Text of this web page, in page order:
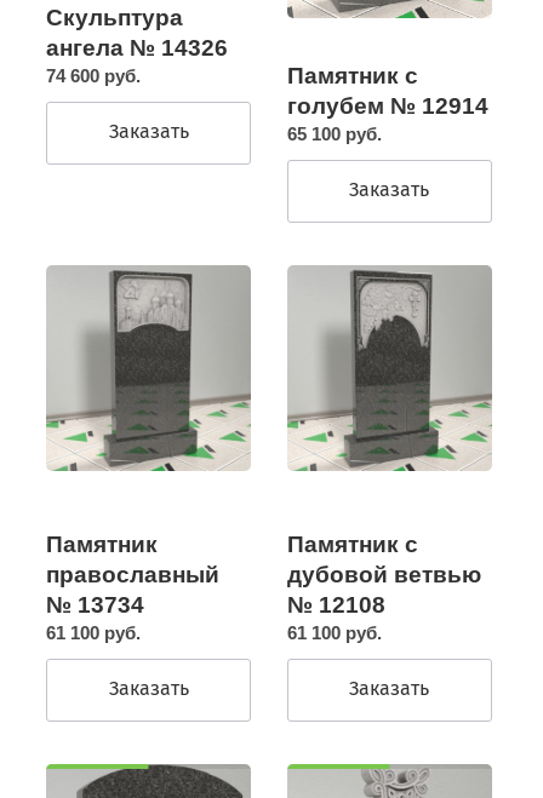
Скульптура
ангела № 14326
74 600 руб.
Заказать
Памятник с
голубем № 12914
65 100 руб.
Заказать
Памятник
православный
№ 13734
61 100 руб.
Заказать
Памятник с
дубовой ветвью
№ 12108
61 100 руб.
Заказать